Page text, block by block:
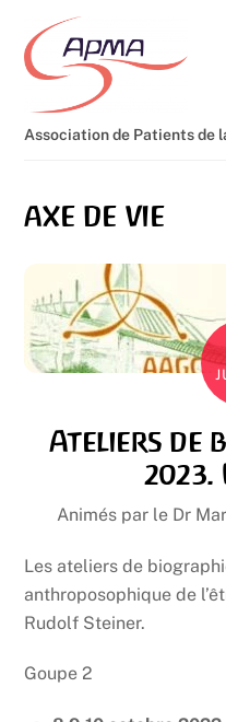
content
Association de Patients de
axe de vie
Ateliers de
2023.
Animés par le Dr
Les ateliers de
anthroposophique de
Rudolf Steiner.
Goupe 2